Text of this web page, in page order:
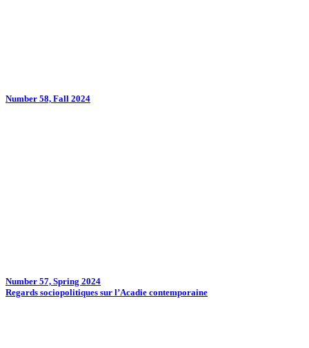
Number 58, Fall 2024
Number 57, Spring 2024
Regards sociopolitiques sur l’Acadie contemporaine